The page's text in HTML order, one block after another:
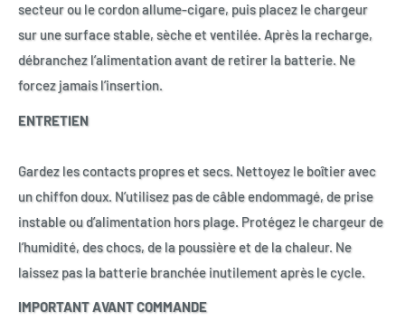
secteur ou le cordon allume-cigare, puis placez le chargeur
sur une surface stable, sèche et ventilée. Après la recharge,
débranchez l’alimentation avant de retirer la batterie. Ne
forcez jamais l’insertion.
ENTRETIEN
Gardez les contacts propres et secs. Nettoyez le boîtier avec
un chiffon doux. N’utilisez pas de câble endommagé, de prise
instable ou d’alimentation hors plage. Protégez le chargeur de
l’humidité, des chocs, de la poussière et de la chaleur. Ne
laissez pas la batterie branchée inutilement après le cycle.
IMPORTANT AVANT COMMANDE